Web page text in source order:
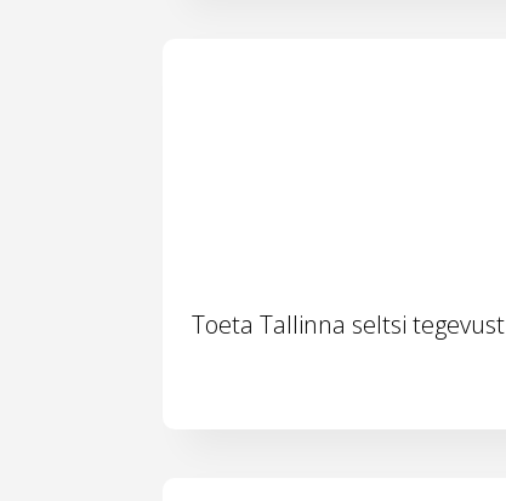
Toeta Tallinna seltsi tegevust